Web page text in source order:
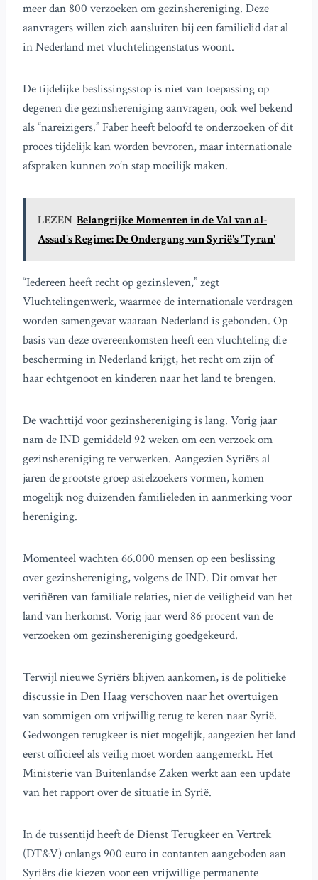
meer dan 800 verzoeken om gezinshereniging. Deze
aanvragers willen zich aansluiten bij een familielid dat al
in Nederland met vluchtelingenstatus woont.
De tijdelijke beslissingsstop is niet van toepassing op
degenen die gezinshereniging aanvragen, ook wel bekend
als “nareizigers.” Faber heeft beloofd te onderzoeken of dit
proces tijdelijk kan worden bevroren, maar internationale
afspraken kunnen zo’n stap moeilijk maken.
LEZEN Belangrijke Momenten in de Val van al-
Assad's Regime: De Ondergang van Syrië's 'Tyran'
“Iedereen heeft recht op gezinsleven,” zegt
Vluchtelingenwerk, waarmee de internationale verdragen
worden samengevat waaraan Nederland is gebonden. Op
basis van deze overeenkomsten heeft een vluchteling die
bescherming in Nederland krijgt, het recht om zijn of
haar echtgenoot en kinderen naar het land te brengen.
De wachttijd voor gezinshereniging is lang. Vorig jaar
nam de IND gemiddeld 92 weken om een verzoek om
gezinshereniging te verwerken. Aangezien Syriërs al
jaren de grootste groep asielzoekers vormen, komen
mogelijk nog duizenden familieleden in aanmerking voor
hereniging.
Momenteel wachten 66.000 mensen op een beslissing
over gezinshereniging, volgens de IND. Dit omvat het
verifiëren van familiale relaties, niet de veiligheid van het
land van herkomst. Vorig jaar werd 86 procent van de
verzoeken om gezinshereniging goedgekeurd.
Terwijl nieuwe Syriërs blijven aankomen, is de politieke
discussie in Den Haag verschoven naar het overtuigen
van sommigen om vrijwillig terug te keren naar Syrië.
Gedwongen terugkeer is niet mogelijk, aangezien het land
eerst officieel als veilig moet worden aangemerkt. Het
Ministerie van Buitenlandse Zaken werkt aan een update
van het rapport over de situatie in Syrië.
In de tussentijd heeft de Dienst Terugkeer en Vertrek
(DT&V) onlangs 900 euro in contanten aangeboden aan
Syriërs die kiezen voor een vrijwillige permanente